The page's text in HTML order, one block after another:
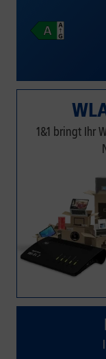
1&1 bringt Ihr